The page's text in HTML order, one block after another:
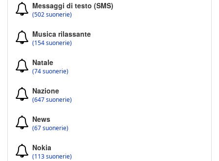
Messaggi di testo (SMS)
(502 suonerie)
Musica rilassante
(154 suonerie)
Natale
(74 suonerie)
Nazione
(647 suonerie)
News
(67 suonerie)
Nokia
(113 suonerie)